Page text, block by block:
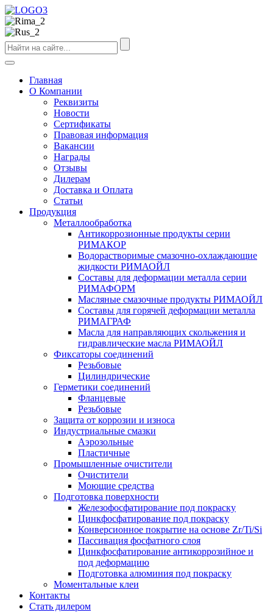
Главная
О Компании
Реквизиты
Новости
Сертификаты
Правовая информация
Вакансии
Награды
Отзывы
Дилерам
Доставка и Оплата
Статьи
Продукция
Металлообработка
Антикоррозионные продукты серии
РИМАКОР
Водорастворимые смазочно-охлаждающие
жидкости РИМАОЙЛ
Составы для деформации металла серии
РИМАФОРМ
Масляные смазочные продукты РИМАОЙЛ
Составы для горячей деформации металла
РИМАГРАФ
Масла для направляющих скольжения и
гидравлические масла РИМАОЙЛ
Фиксаторы соединений
Резьбовые
Цилиндрические
Герметики соединений
Фланцевые
Резьбовые
Защита от коррозии и износа
Индустриальные смазки
Аэрозольные
Пластичные
Промышленные очистители
Очистители
Моющие средства
Подготовка поверхности
Железофосфатирование под покраску
Цинкфосфатирование под покраску
Конверсионное покрытие на основе Zr/Ti/Si
Пассивация фосфатного слоя
Цинкфосфатирование антикоррозийное и
под деформацию
Подготовка алюминия под покраску
Моментальные клеи
Контакты
Стать дилером